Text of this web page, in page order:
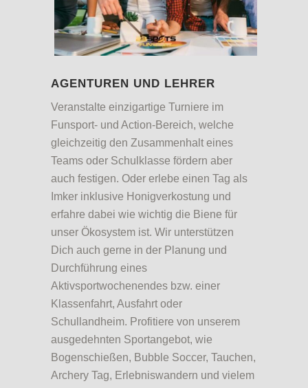
AGENTUREN UND LEHRER
Veranstalte einzigartige Turniere im
Funsport- und Action-Bereich, welche
gleichzeitig den Zusammenhalt eines
Teams oder Schulklasse fördern aber
auch festigen. Oder erlebe einen Tag als
Imker inklusive Honigverkostung und
erfahre dabei wie wichtig die Biene für
unser Ökosystem ist. Wir unterstützen
Dich auch gerne in der Planung und
Durchführung eines
Aktivsportwochenendes bzw. einer
Klassenfahrt, Ausfahrt oder
Schullandheim. Profitiere von unserem
ausgedehnten Sportangebot, wie
Bogenschießen, Bubble Soccer, Tauchen,
Archery Tag, Erlebniswandern und vielem